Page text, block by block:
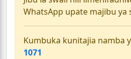
WhatsApp upate majibu ya
Kumbuka kunitajia namba
1071